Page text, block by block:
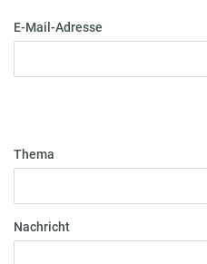
E-Mail-Adresse
Thema
Nachricht